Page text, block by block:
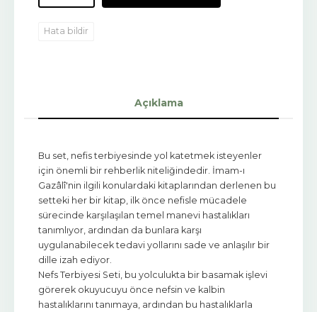
Hata bildir
Açıklama
Bu set, nefis terbiyesinde yol katetmek isteyenler
için önemli bir rehberlik niteliğindedir. İmam-ı
Gazâlî'nin ilgili konulardaki kitaplarından derlenen bu
setteki her bir kitap, ilk önce nefisle mücadele
sürecinde karşılaşılan temel manevi hastalıkları
tanımlıyor, ardından da bunlara karşı
uygulanabilecek tedavi yollarını sade ve anlaşılır bir
dille izah ediyor.
Nefs Terbiyesi Seti, bu yolculukta bir basamak işlevi
görerek okuyucuyu önce nefsin ve kalbin
hastalıklarını tanımaya, ardından bu hastalıklarla